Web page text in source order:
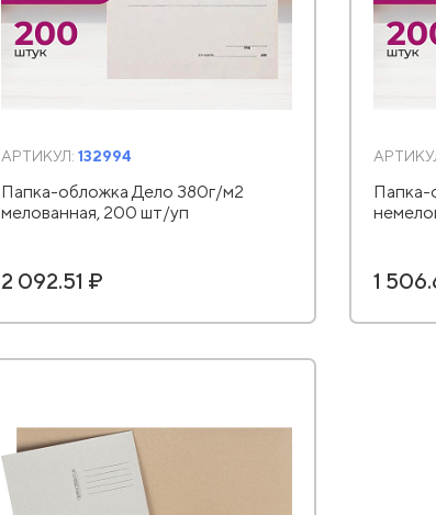
АРТИКУЛ: 132994
Папка-обложка Дело 380г/м2
мелованная, 200 шт/уп
2 092.51 ₽ 1